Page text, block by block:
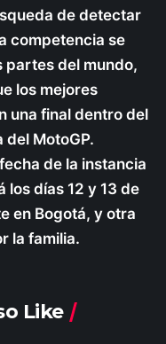
de detectar
competencia se
partes del mundo,
los mejores
una final dentro del
MotoGP.
de la instancia
los días 12 y 13 de
en Bogotá, y otra
la familia.
Like